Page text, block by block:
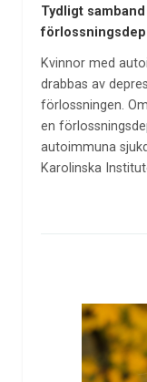
Tydligt
Kvinnor med
drabbas av
förlossningen.
en
autoimmuna
Karolinska